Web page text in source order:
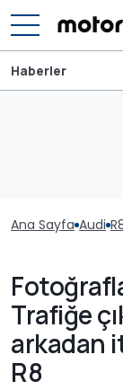
Haberler
Ana Sayfa Audi
Trafiğe
arkadan
R8